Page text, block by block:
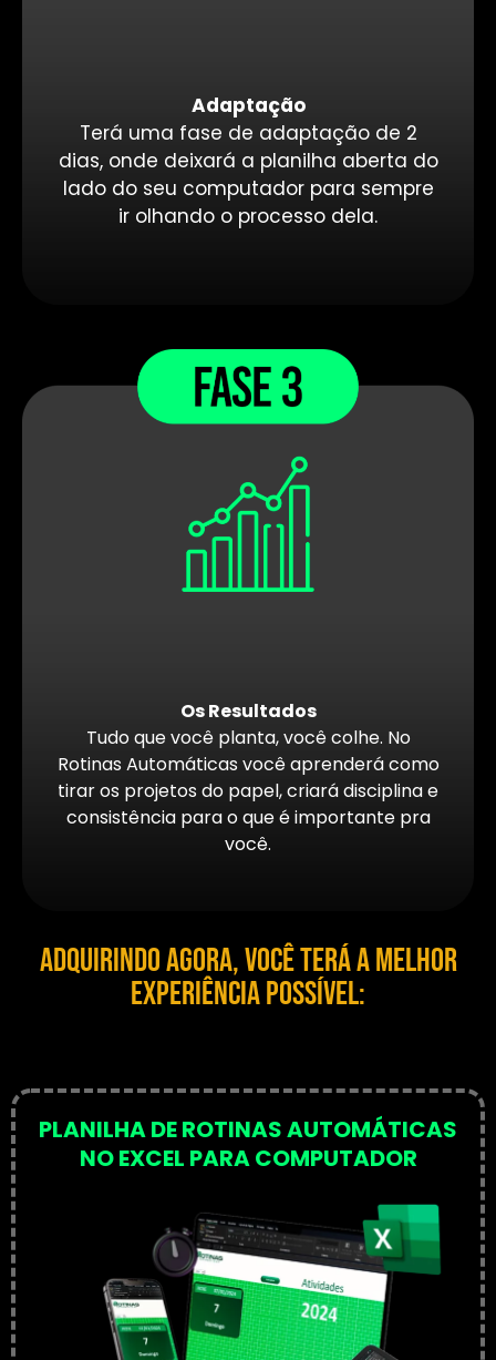
Adaptação
Terá uma fase de adaptação de 2
dias, onde deixará a planilha aberta do
lado do seu computador para sempre
ir olhando o processo dela.
Os Resultados
Tudo que você planta, você colhe. No
Rotinas Automáticas você aprenderá como
tirar os projetos do papel, criará disciplina e
consistência para o que é importante pra
você.
Adquirindo agora, você terá a MELHOR
EXPERIÊNCIA POSSÍVEL:
PLANILHA DE ROTINAS AUTOMÁTICAS
NO EXCEL PARA COMPUTADOR